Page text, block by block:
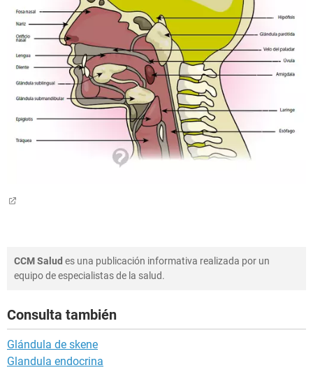
CCM Salud es una publicación informativa realizada por un
equipo de especialistas de la salud.
Consulta también
Glándula de skene
Glandula endocrina